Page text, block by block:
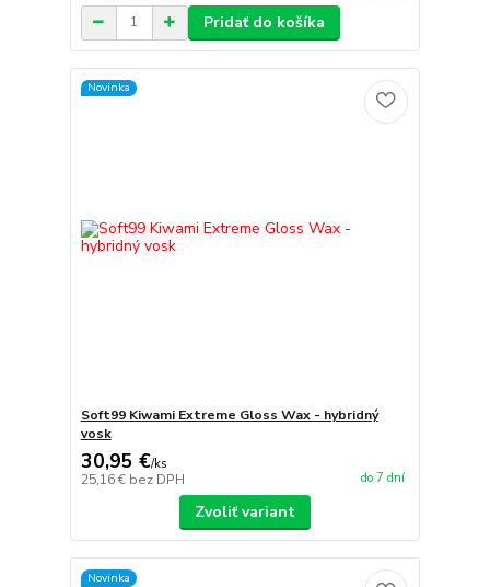
Pridať do košíka
Novinka
Soft99 Kiwami Extreme Gloss Wax - hybridný
vosk
30,95 €/ks
25,16 € bez DPH do 7 dní
Zvoliť variant
Novinka